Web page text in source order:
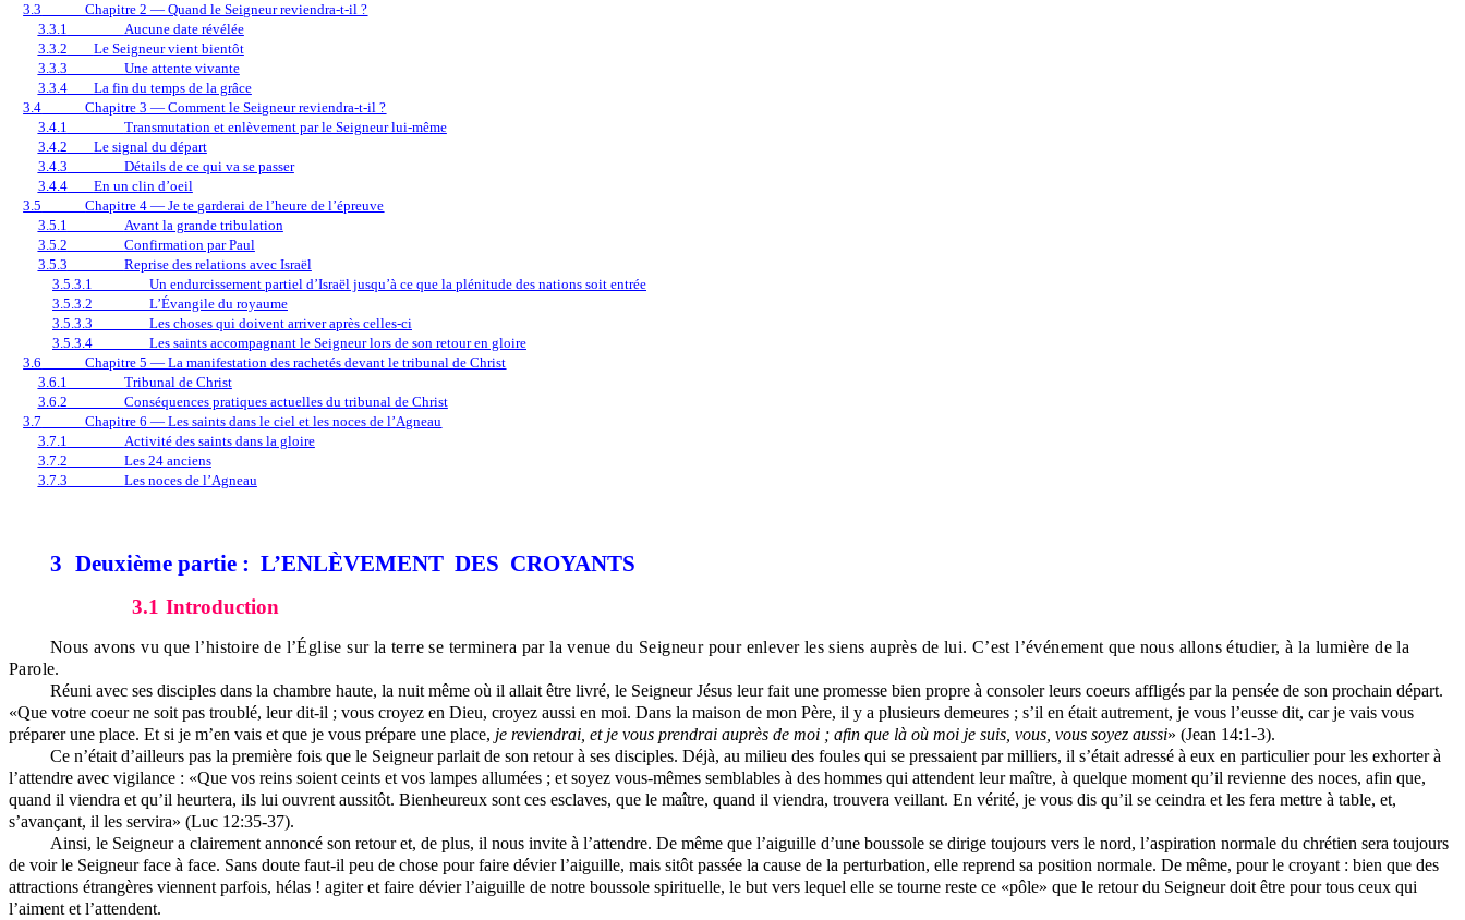
3.3
Chapitre 2 — Quand le Seigneur reviendra-t-il ?
3.3.1
Aucune date révélée
3.3.2
Le Seigneur vient bientôt
3.3.3
Une attente vivante
3.3.4
La fin du temps de la grâce
3.4
Chapitre 3 — Comment le Seigneur reviendra-t-il ?
3.4.1
Transmutation et enlèvement par le Seigneur lui-même
3.4.2
Le signal du départ
3.4.3
Détails de ce qui va se passer
3.4.4
En un clin d’oeil
3.5
Chapitre 4 — Je te garderai de l’heure de l’épreuve
3.5.1
Avant la grande tribulation
3.5.2
Confirmation par Paul
3.5.3
Reprise des relations avec Israël
3.5.3.1
Un endurcissement partiel d’Israël jusqu’à ce que la plénitude des nations soit entrée
3.5.3.2
L’Évangile du royaume
3.5.3.3
Les choses qui doivent arriver après celles-ci
3.5.3.4
Les saints accompagnant le Seigneur lors de son retour en gloire
3.6
Chapitre 5 — La manifestation des rachetés devant le tribunal de Christ
3.6.1
Tribunal de Christ
3.6.2
Conséquences pratiques actuelles du tribunal de Christ
3.7
Chapitre 6 — Les saints dans le ciel et les noces de l’Agneau
3.7.1
Activité des saints dans la gloire
3.7.2
Les 24 anciens
3.7.3
Les noces de l’Agneau
3 Deuxième partie : L’ENLÈVEMENT DES CROYANTS
3.1 Introduction
Nous avons vu que l’histoire de l’Église sur la terre se terminera par la venue du Seigneur pour enlever les siens auprès de lui. C’est l’événement que nous allons étudier, à la lumière de la
Parole.
Réuni avec ses disciples dans la chambre haute, la nuit même où il allait être livré, le Seigneur Jésus leur fait une promesse bien propre à consoler leurs coeurs affligés par la pensée de son prochain départ.
«Que votre coeur ne soit pas troublé, leur dit-il ; vous croyez en Dieu, croyez aussi en moi. Dans la maison de mon Père, il y a plusieurs demeures ; s’il en était autrement, je vous l’eusse dit, car je vais vous
préparer une place. Et si je m’en vais et que je vous prépare une place, je reviendrai, et je vous prendrai auprès de moi ; afin que là où moi je suis, vous, vous soyez aussi» (Jean 14:1-3).
Ce n’était d’ailleurs pas la première fois que le Seigneur parlait de son retour à ses disciples. Déjà, au milieu des foules qui se pressaient par milliers, il s’était adressé à eux en particulier pour les exhorter à
l’attendre avec vigilance : «Que vos reins soient ceints et vos lampes allumées ; et soyez vous-mêmes semblables à des hommes qui attendent leur maître, à quelque moment qu’il revienne des noces, afin que,
quand il viendra et qu’il heurtera, ils lui ouvrent aussitôt. Bienheureux sont ces esclaves, que le maître, quand il viendra, trouvera veillant. En vérité, je vous dis qu’il se ceindra et les fera mettre à table, et,
s’avançant, il les servira» (Luc 12:35-37).
Ainsi, le Seigneur a clairement annoncé son retour et, de plus, il nous invite à l’attendre. De même que l’aiguille d’une boussole se dirige toujours vers le nord, l’aspiration normale du chrétien sera toujours
de voir le Seigneur face à face. Sans doute faut-il peu de chose pour faire dévier l’aiguille, mais sitôt passée la cause de la perturbation, elle reprend sa position normale. De même, pour le croyant : bien que des
attractions étrangères viennent parfois, hélas ! agiter et faire dévier l’aiguille de notre boussole spirituelle, le but vers lequel elle se tourne reste ce «pôle» que le retour du Seigneur doit être pour tous ceux qui
l’aiment et l’attendent.